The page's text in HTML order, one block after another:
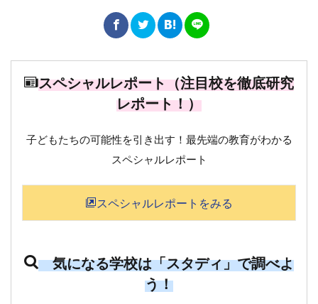
スペシャルレポート（注目校を徹底研究
レポート！）
子どもたちの可能性を引き出す！最先端の教育がわかる
スペシャルレポート
スペシャルレポートをみる
気になる学校は「スタディ」で調べよ
う！